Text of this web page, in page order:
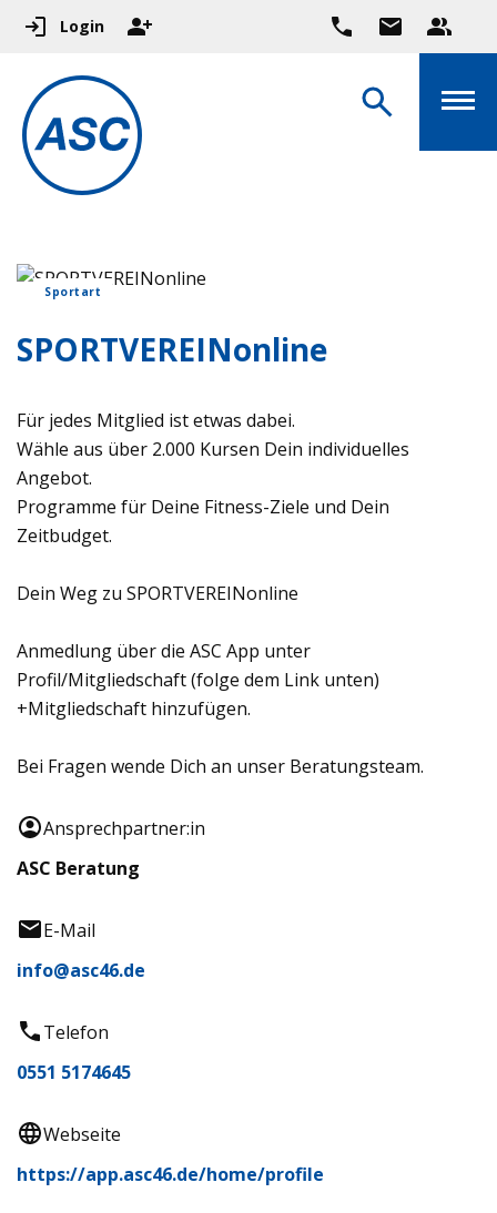
Login
Sportart
SPORTVEREINonline
Für jedes Mitglied ist etwas dabei.
Wähle aus über 2.000 Kursen Dein individuelles
Angebot.
Programme für Deine Fitness-Ziele und Dein
Zeitbudget.
Dein Weg zu SPORTVEREINonline
Anmedlung über die ASC App unter
Profil/Mitgliedschaft (folge dem Link unten)
+Mitgliedschaft hinzufügen.
Bei Fragen wende Dich an unser Beratungsteam.
Ansprechpartner:in
ASC Beratung
E-Mail
info@asc46.de
Telefon
0551 5174645
Webseite
https://app.asc46.de/home/profile